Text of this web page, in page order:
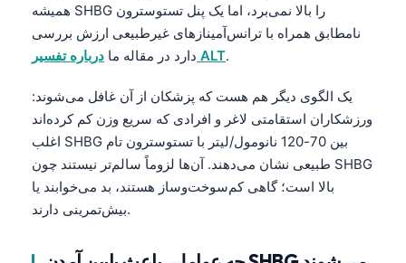
همیشه SHBG را بالا نمی‌برد، اما یک پنل تستوسترون
نامطابق همراه با ترانس‌آمینازهای غیرطبیعی ارزش بررسی
دارد در مقاله ما درباره تفسیر ALT.
یک الگوی دیگر هم هست که پزشکان از آن غافل می‌شوند:
ورزشکاران استقامتی لاغر و افرادی که سریع وزن کم کرده‌اند
اغلب SHBG بین 70-120 نانومول/لیتر با تستوسترون تام
طبیعی نشان می‌دهند. آن‌ها لزوماً سالم‌تر نیستند چون SHBG
بالا است؛ گاهی کم‌سوخت‌وساز هستند، بد می‌خوابند یا
بیش‌تمرینی دارند.